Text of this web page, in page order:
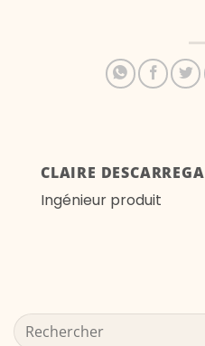
CLAIRE DESCARREGA
Ingénieur produit